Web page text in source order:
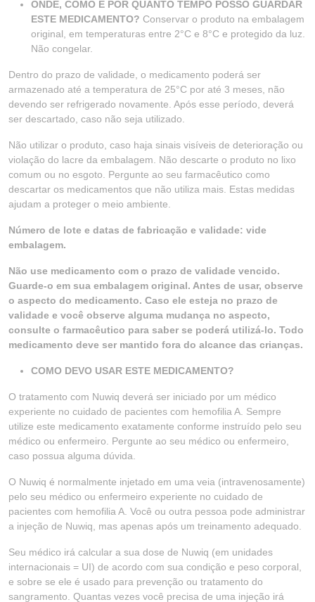
ONDE, COMO E POR QUANTO TEMPO POSSO GUARDAR
ESTE MEDICAMENTO? Conservar o produto na embalagem
original, em temperaturas entre 2°C e 8°C e protegido da luz.
Não congelar.
Dentro do prazo de validade, o medicamento poderá ser
armazenado até a temperatura de 25°C por até 3 meses, não
devendo ser refrigerado novamente. Após esse período, deverá
ser descartado, caso não seja utilizado.
Não utilizar o produto, caso haja sinais visíveis de deterioração ou
violação do lacre da embalagem. Não descarte o produto no lixo
comum ou no esgoto. Pergunte ao seu farmacêutico como
descartar os medicamentos que não utiliza mais. Estas medidas
ajudam a proteger o meio ambiente.
Número de lote e datas de fabricação e validade: vide
embalagem.
Não use medicamento com o prazo de validade vencido.
Guarde-o em sua embalagem original. Antes de usar, observe
o aspecto do medicamento. Caso ele esteja no prazo de
validade e você observe alguma mudança no aspecto,
consulte o farmacêutico para saber se poderá utilizá-lo. Todo
medicamento deve ser mantido fora do alcance das crianças.
COMO DEVO USAR ESTE MEDICAMENTO?
O tratamento com Nuwiq deverá ser iniciado por um médico
experiente no cuidado de pacientes com hemofilia A. Sempre
utilize este medicamento exatamente conforme instruído pelo seu
médico ou enfermeiro. Pergunte ao seu médico ou enfermeiro,
caso possua alguma dúvida.
O Nuwiq é normalmente injetado em uma veia (intravenosamente)
pelo seu médico ou enfermeiro experiente no cuidado de
pacientes com hemofilia A. Você ou outra pessoa pode administrar
a injeção de Nuwiq, mas apenas após um treinamento adequado.
Seu médico irá calcular a sua dose de Nuwiq (em unidades
internacionais = UI) de acordo com sua condição e peso corporal,
e sobre se ele é usado para prevenção ou tratamento do
sangramento. Quantas vezes você precisa de uma injeção irá